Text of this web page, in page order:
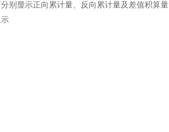
别显示正向累计量、反向累计量及差值积算量